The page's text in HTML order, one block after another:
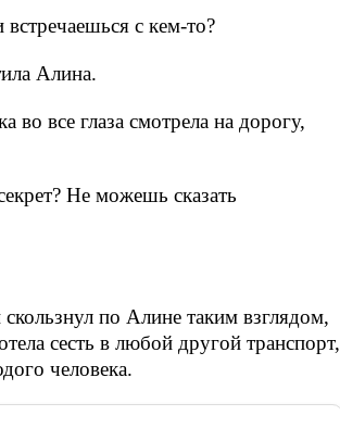
с кем-то?
Алина.
все глаза смотрела на дорогу,
Не можешь сказать
по Алине таким взглядом,
сесть в любой другой транспорт,
человека.